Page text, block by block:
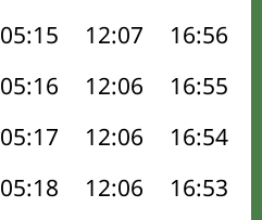
05:15 12:07 16:56
05:16 12:06 16:55
05:17 12:06 16:54
05:18 12:06 16:53